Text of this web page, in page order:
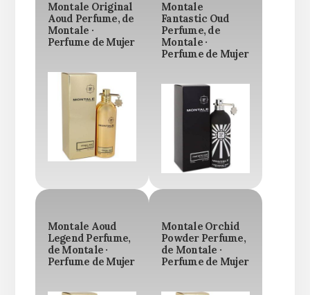
Montale Original
Aoud Perfume, de
Montale ·
Perfume de Mujer
Montale
Fantastic Oud
Perfume, de
Montale ·
Perfume de Mujer
Montale Aoud
Legend Perfume,
de Montale ·
Perfume de Mujer
Montale Orchid
Powder Perfume,
de Montale ·
Perfume de Mujer